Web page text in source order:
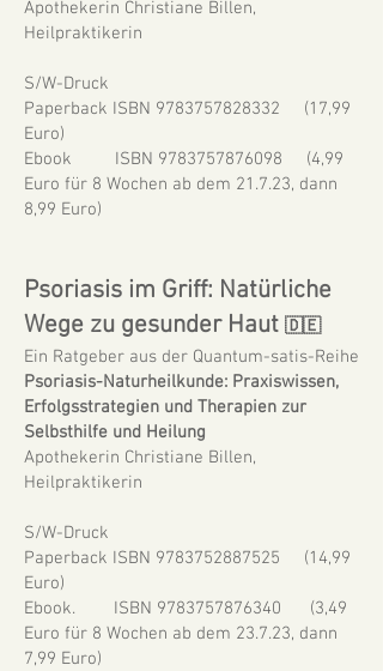
Apothekerin Christiane Billen,
Heilpraktikerin
S/W-Druck
Paperback ISBN 9783757828332
(17,99
Euro)
Ebook ISBN 9783757876098 (4,99
Euro für 8 Wochen ab dem 21.7.23, dann
8,99 Euro)
Psoriasis im Griff: Natürliche
Wege zu gesunder Haut 🇩🇪
Ein Ratgeber aus der Quantum-satis-Reihe
Psoriasis-Naturheilkunde: Praxiswissen,
Erfolgsstrategien und Therapien zur
Selbsthilfe und Heilung
Apothekerin Christiane Billen,
Heilpraktikerin
S/W-Druck
Paperback ISBN 9783752887525 (14,99
Euro)
Ebook. ISBN 9783757876340 (3,49
Euro für 8 Wochen ab dem 23.7.23, dann
7,99 Euro)